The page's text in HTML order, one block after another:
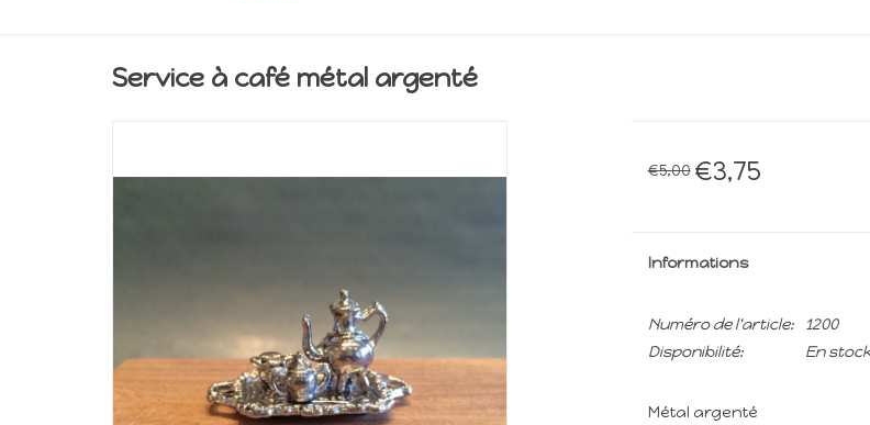
Service à café métal argenté
€5,00 €3,75
Informations
Numéro de l'article:
1200
Disponibilité:
En
Métal argenté